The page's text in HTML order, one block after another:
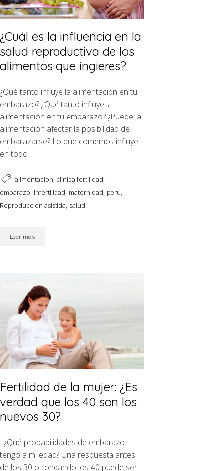
¿Cuál es la influencia en la
salud reproductiva de los
alimentos que ingieres?
¿Qué tanto influye la alimentación en tu
embarazo? ¿Qué tanto influye la
alimentación en tu embarazo? ¿Puede la
alimentación afectar la posibilidad de
embarazarse? Lo que comemos influye
en todo
alimentacion, clínica fertilidad,
embarazo, infertilidad, maternidad, peru,
Reproducción asistida, salud
Leer más
Fertilidad de la mujer: ¿Es
verdad que los 40 son los
nuevos 30?
¿Qué probabilidades de embarazo
tengo a mi edad? Una respuesta antes
de los 30 o rondando los 40 puede ser